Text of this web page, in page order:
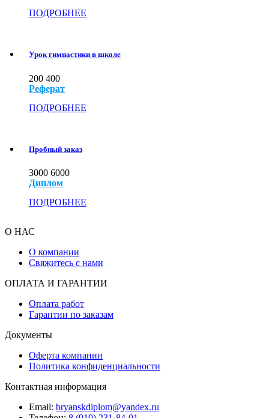
ПОДРОБНЕЕ
Урок гимнастики в школе
200 400
Реферат
ПОДРОБНЕЕ
Пробный заказ
3000 6000
Диплом
ПОДРОБНЕЕ
О НАС
О компании
Свяжитесь с нами
ОПЛАТА И ГАРАНТИИ
Оплата работ
Гарантии по заказам
Документы
Оферта компании
Политика конфиденциальности
Контактная информация
Email: bryanskdiplom@yandex.ru